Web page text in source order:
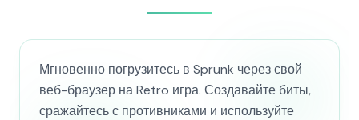
Мгновенно погрузитесь в Sprunk через свой
веб-браузер на Retro игра. Создавайте биты,
сражайтесь с противниками и используйте